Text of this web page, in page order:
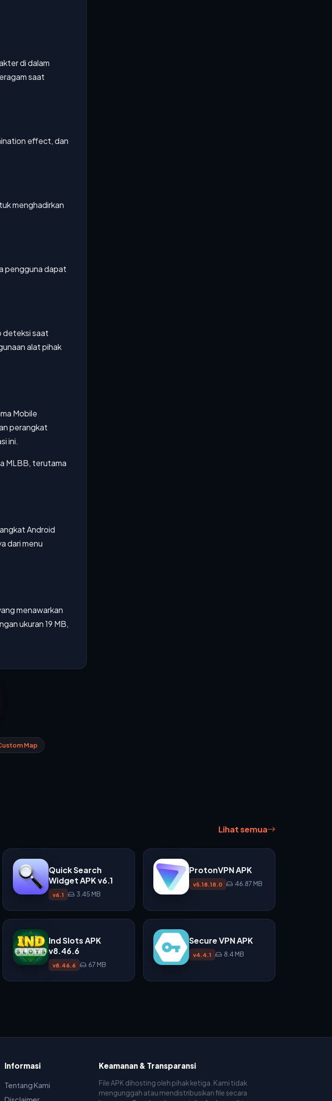
di dalam
saat
effect, dan
menghadirkan
pengguna dapat
deteksi saat
alat pihak
Mobile
perangkat
ini.
MLBB, terutama
Android
dari menu
menawarkan
ukuran 19 MB,
Map
Lihat semua
Quick Search
Widget APK v6.1
v6.1 3.45 MB
ProtonVPN APK
v5.18.18.0 46.87 MB
Ind Slots APK
v8.46.6
v8.46.6 67 MB
Secure VPN APK
v4.4.1 8.4 MB
Informasi
Tentang Kami
Keamanan & Transparansi
File APK dihosting oleh pihak ketiga. Kami tidak
mengunggah atau mendistribusikan file secara